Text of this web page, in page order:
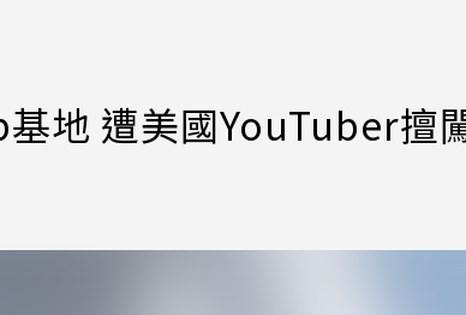
地 遭美國YouTuber擅